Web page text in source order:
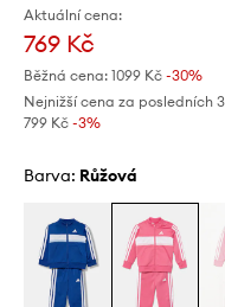
Aktuální cena:
769 Kč
Běžná cena: 1099 Kč -30%
Nejnižší cena za posledních
799 Kč -3%
Barva: růžová